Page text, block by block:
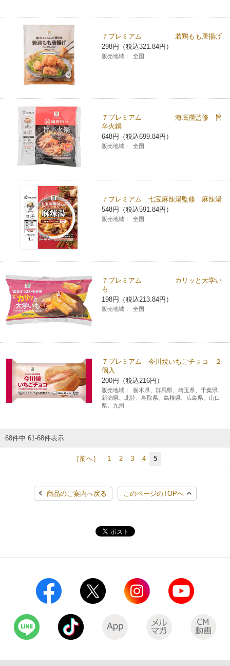
保険
学び・教育
宅配ロッカー（店舗限定）
自転車シェアリング（店舗限定）
モバイルバッテリーシェアリング（店舗限定）
モバイルWi-Fiバッテリーシェアリング（店舗限定）
荷物預かりサービス「ecbocloakエクボクローク」（店舗限定）
パウダースペース ラブン（店舗限定）
ソフトバンクギフト
セブン‐イレブンの「商品力」
セブン-イレブンの横顔
セブン-イレブンの歴史
７プレミアム 若鶏もも唐揚げ
298円（税込321.84円）
販売地域： 全国
７プレミアム 海底撈監修 旨
辛火鍋
648円（税込699.84円）
販売地域： 全国
７プレミアム 七宝麻辣湯監修 麻辣湯
548円（税込591.84円）
販売地域： 全国
７プレミアム カリッと大学い
も
198円（税込213.84円）
販売地域： 全国
７プレミアム 今川焼いちごチョコ ２
個入
200円（税込216円）
販売地域：
栃木県、群馬県、埼玉県、千葉県、
新潟県、北陸、鳥取県、島根県、広島県、山口
県、九州
68件中 61-68件表示
［前へ］ 1 2 3 4 5
商品のご案内へ戻る このページのTOPへ